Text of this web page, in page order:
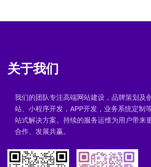
关于我们
我们的团队专注高端网站建设，品牌策划及
站、小程序开发，APP开发，业务系统定制
站式解决方案。持续的服务运维为用户带来
合作、发展共赢。